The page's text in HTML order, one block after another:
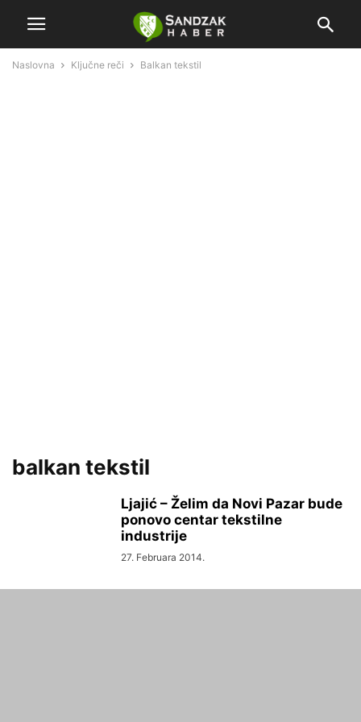
Naslovna Ključne reči Balkan tekstil
balkan tekstil
Ljajić – Želim da Novi Pazar bude
ponovo centar tekstilne
industrije
27. Februara 2014.